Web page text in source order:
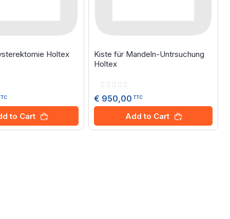
Holtex
to Cart
Kiste für Mandeln-Untrsuchung
Holtex
Rating:
€ 950,00 TTC
Add to Cart